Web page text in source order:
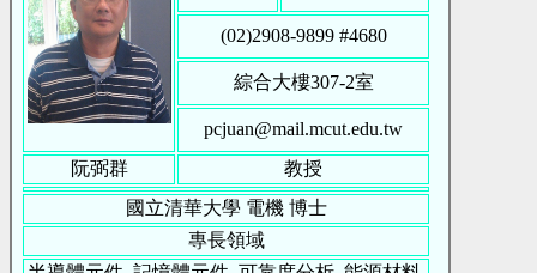
(02)2908-9899 #4680
綜合大樓307-2室
pcjuan@mail.mcut.edu.tw
阮弼群
教授
國立清華大學 電機 博士
專長領域